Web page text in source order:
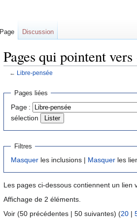
Pages qui pointent
← Libre-pensée
Aller
navigation
Aller
recherche
Pages liées
Page :
sélection
Filtres
Masquer les inclusions | Masquer les
Les pages ci-dessous contiennent un lien
Affichage de 2 éléments.
Voir (50 précédentes | 50 suivantes) (20 |
Page Discussion